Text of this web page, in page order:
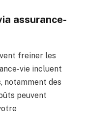
assurance-
freiner les
vie incluent
notamment des
peuvent